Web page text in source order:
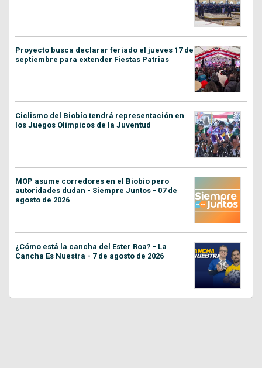
Proyecto busca declarar feriado el jueves 17 de
septiembre para extender Fiestas Patrias
Ciclismo del Biobío tendrá representación en
los Juegos Olímpicos de la Juventud
MOP asume corredores en el Biobío pero
autoridades dudan - Siempre Juntos - 07 de
agosto de 2026
¿Cómo está la cancha del Ester Roa? - La
Cancha Es Nuestra - 7 de agosto de 2026